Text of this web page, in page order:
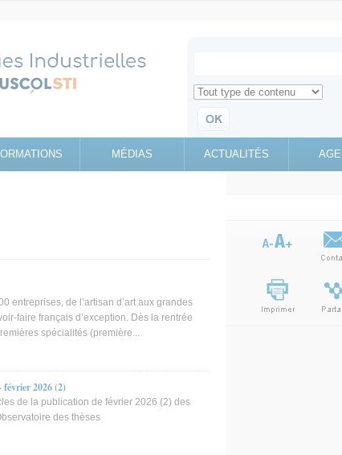
Search for
Retrouvez toute l'information sur le site
MÉDIAS ACTUALITÉS
entreprises, de l’artisan d’art aux grandes
faire français d’exception. Dès la rentrée
spécialités (première...
février 2026 (2)
de la publication de février 2026 (2) des
des thèses